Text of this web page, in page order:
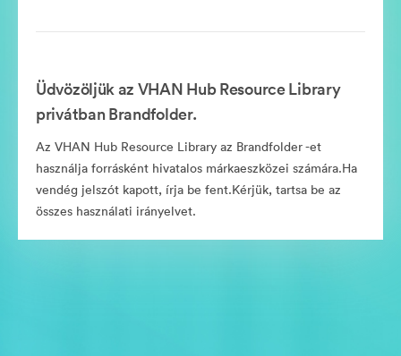
Üdvözöljük az VHAN Hub Resource Library
privátban Brandfolder.
Az VHAN Hub Resource Library az Brandfolder -et
használja forrásként hivatalos márkaeszközei számára.Ha
vendég jelszót kapott, írja be fent.Kérjük, tartsa be az
összes használati irányelvet.